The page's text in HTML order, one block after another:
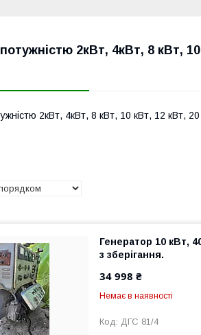
2кВт, 4кВт, 8 кВт,
2кВт, 4кВт, 8 кВт, 10 кВт, 12 кВт,
Генератор 10 кВт,
з зберігання.
34 998 ₴
Немає в наявності
ДГС 81/4